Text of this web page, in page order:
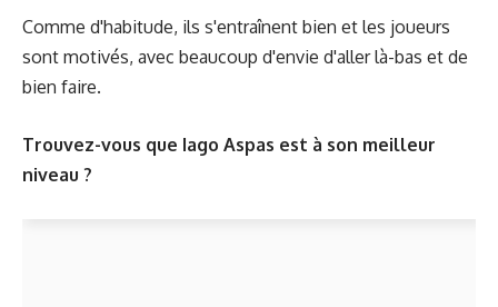
Comme d'habitude, ils s'entraînent bien et les joueurs
sont motivés, avec beaucoup d'envie d'aller là-bas et de
bien faire.
Trouvez-vous que Iago Aspas est à son meilleur
niveau ?